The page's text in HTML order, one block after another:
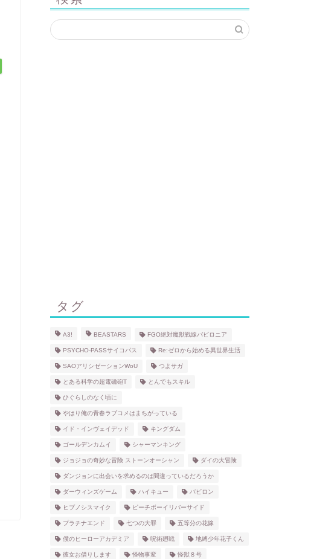
タグ
A3! BEASTARS FGO絶対魔獣戦線バビロニア
PSYCHO-PASSサイコパス Re:ゼロから始める異世界生活
SAOアリシゼーションWoU つよサガ
とある科学の超電磁砲T とんでもスキル
ひぐらしのなく頃に
やはり俺の青春ラブコメはまちがっている
イド・インヴェイデッド キングダム
ゴールデンカムイ シャーマンキング
ジョジョの奇妙な冒険 ストーンオーシャン ダイの大冒険
ダンジョンに出会いを求めるのは間違っているだろうか
ダーウィンズゲーム ハイキュー バビロン
ヒプノシスマイク ピーチボーイリバーサイド
プラチナエンド 七つの大罪 五等分の花嫁
僕のヒーローアカデミア 呪術廻戦 地縛少年花子くん
彼女お借りします 怪物事変 怪獣８号